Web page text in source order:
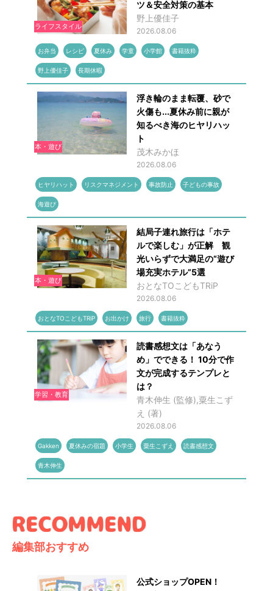
ライフスタイル
ツ＆安全対策の基本
野上優佳子
2026.08.06
お弁当 レシピ 夏休み 学童 小学館 書籍抜粋
野上優佳子 長期休暇
本・遊び
浮き輪のまま転覆、砂で
火傷も...夏休み前に親が
知るべき海のヒヤリハッ
ト
茂木みかほ
2026.08.06
ヒヤリハット リスクマネジメント 事故防止 子どもの事故
海遊び
本・遊び
結局子連れ旅行は「ホテ
ルで楽しむ」が正解 観
光いらずで大満足の“遊び
場充実ホテル”5選
おとなTOこどもTRiP
2026.08.06
おとなTOこどもTRiP お出かけ 旅行 書籍抜粋
学習・教育
読書感想文は「あなう
め」でできる！ 10分で作
文が完成するテンプレと
は？
青木伸生 (監修),粟生こず
え (著)
2026.08.06
Gakken 夏休みの宿題 小学生 粟生こずえ 読書感想文
青木伸生
編集部おすすめ
公式ショップOPEN！